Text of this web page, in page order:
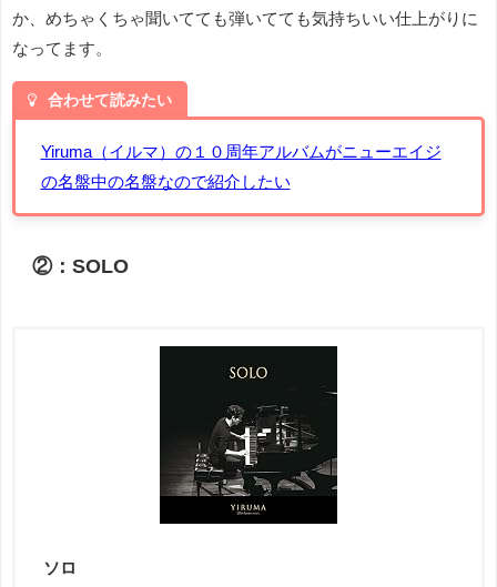
か、めちゃくちゃ聞いてても弾いてても気持ちいい仕上がりに
なってます。
合わせて読みたい
Yiruma（イルマ）の１０周年アルバムがニューエイジ
の名盤中の名盤なので紹介したい
②：SOLO
ソロ